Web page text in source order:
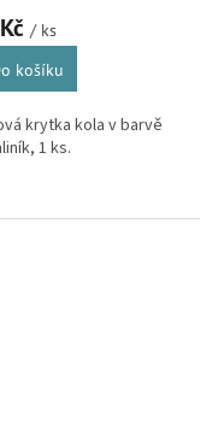
/ ks
košíku
krytka kola v barvě
1 ks.